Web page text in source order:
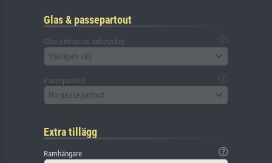
Glas & passepartout
Glas (inklusive bakstycke)
Vänligen välj
Passepartout
No passepartout
Extra tillägg
Ramhängare